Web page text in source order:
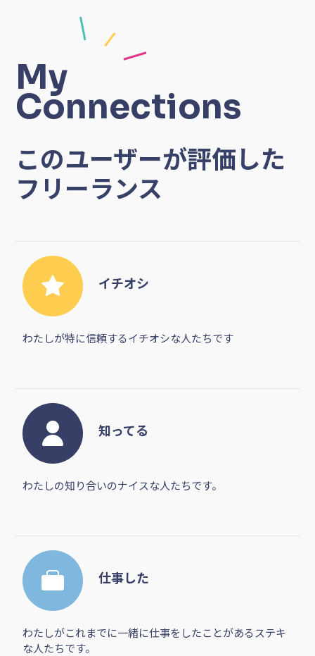
My
Connections
このユーザーが評価した
フリーランス
イチオシ
わたしが特に信頼するイチオシな人たちです
知ってる
わたしの知り合いのナイスな人たちです。
仕事した
わたしがこれまでに一緒に仕事をしたことがあるステキ
な人たちです。